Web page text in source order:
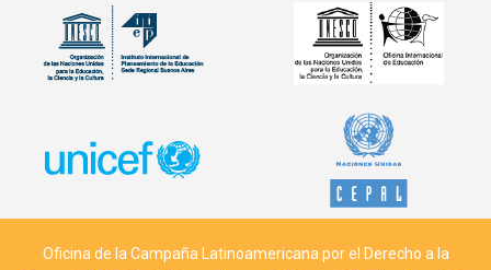
Oficina de la Campaña Latinoamericana por el Derecho a la